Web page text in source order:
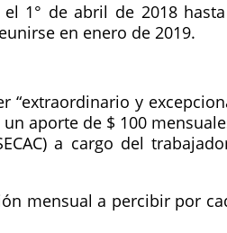
1° de abril de 2018
en enero de 2019.
“extraordinario y
aporte de $ 100
a cargo del
mensual a percibir por